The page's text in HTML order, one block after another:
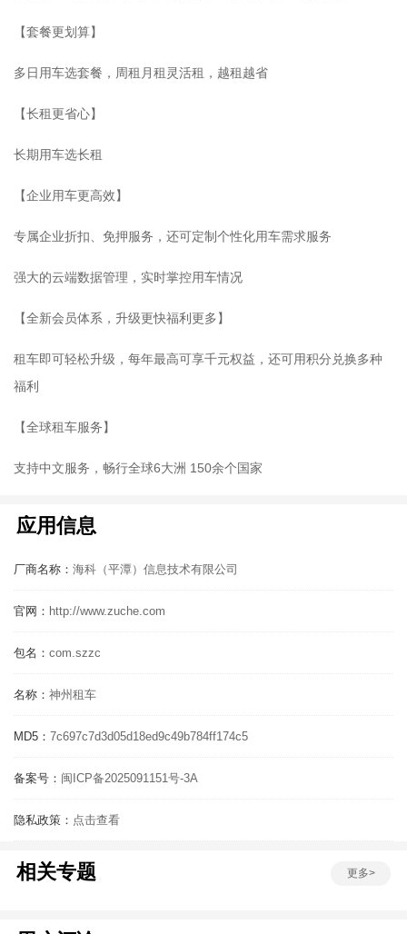
【套餐更划算】
多日用车选套餐，周租月租灵活租，越租越省
【长租更省心】
长期用车选长租
【企业用车更高效】
专属企业折扣、免押服务，还可定制个性化用车需求服务
强大的云端数据管理，实时掌控用车情况
【全新会员体系，升级更快福利更多】
租车即可轻松升级，每年最高可享千元权益，还可用积分兑换多种
福利
【全球租车服务】
支持中文服务，畅行全球6大洲 150余个国家
应用信息
厂商名称： 海科（平潭）信息技术有限公司
官网： http://www.zuche.com
包名： com.szzc
名称： 神州租车
MD5： 7c697c7d3d05d18ed9c49b784ff174c5
备案号： 闽ICP备2025091151号-3A
隐私政策： 点击查看
相关专题 更多>